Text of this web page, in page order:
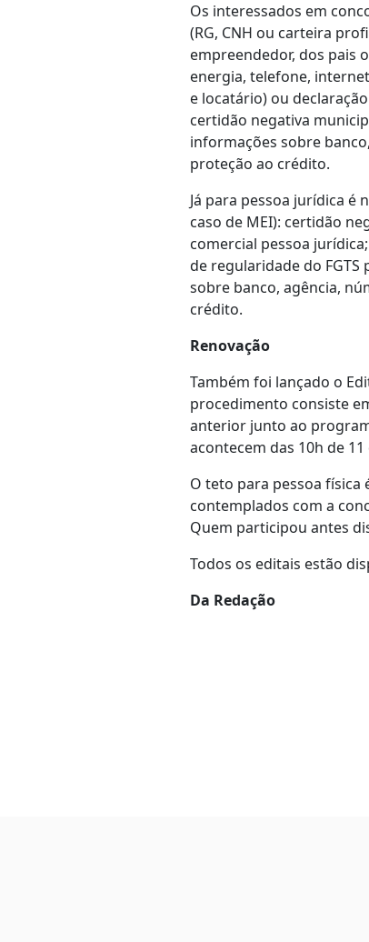
Os interessados em
(RG, CNH ou carteira
empreendedor, dos pais
energia, telefone,
e locatário) ou
certidão negativa
informações sobre
proteção ao crédito.
Já para pessoa jurídica é
caso de MEI): certidão
comercial pessoa
de regularidade do
sobre banco, agência,
crédito.
Renovação
Também foi lançado o
procedimento consiste
anterior junto ao
acontecem das 10h de
O teto para pessoa física
contemplados com a
Quem participou antes
Todos os editais estão
Da Redação